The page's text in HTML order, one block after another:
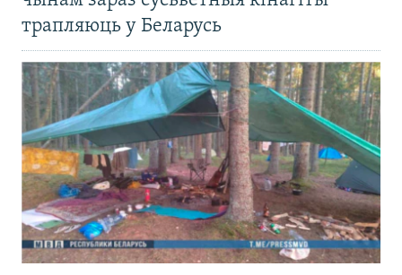
трапляюць у Беларусь